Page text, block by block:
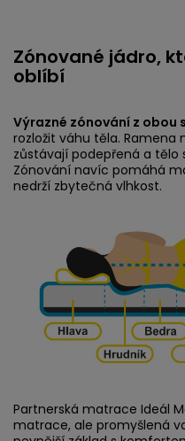
Zónované jádro,
oblíbí
Výrazné zónování z obou
rozložit váhu těla. Ramena
zůstávají podepřená a tělo
Zónování navíc pomáhá
nedrží zbytečná vlhkost.
Partnerská matrace Ideál
matrace, ale promyšlená